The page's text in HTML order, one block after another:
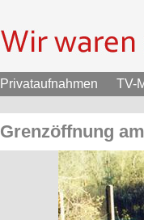
Privataufnahmen TV-
Grenzöffnung